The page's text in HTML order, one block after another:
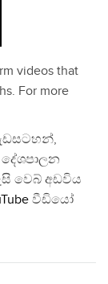
videos that
For more
වෙබ් අඩවිය
වීඩියෝ